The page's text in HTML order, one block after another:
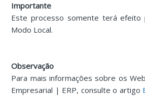
Importante
Este processo somente terá efeito
Modo Local.
Observação
Para mais informações sobre os
Empresarial | ERP, consulte o artigo